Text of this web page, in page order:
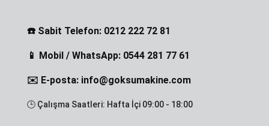
☎️ Sabit Telefon: 0212 222 72 81
📱 Mobil / WhatsApp: 0544 281 77 61
✉️ E-posta: info@goksumakine.com
🕒 Çalışma Saatleri: Hafta İçi 09:00 - 18:00